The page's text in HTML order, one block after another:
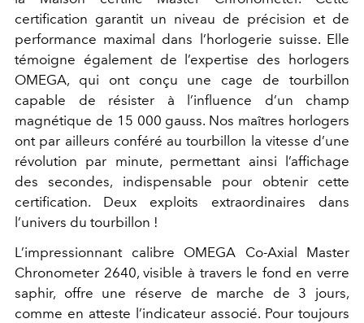
certification garantit un niveau de précision et de
performance maximal dans l’horlogerie suisse. Elle
témoigne également de l’expertise des horlogers
OMEGA, qui ont conçu une cage de tourbillon
capable de résister à l’influence d’un champ
magnétique de 15 000 gauss. Nos maîtres horlogers
ont par ailleurs conféré au tourbillon la vitesse d’une
révolution par minute, permettant ainsi l’affichage
des secondes, indispensable pour obtenir cette
certification. Deux exploits extraordinaires dans
l’univers du tourbillon !
L’impressionnant calibre OMEGA Co-Axial Master
Chronometer 2640, visible à travers le fond en verre
saphir, offre une réserve de marche de 3 jours,
comme en atteste l’indicateur associé. Pour toujours